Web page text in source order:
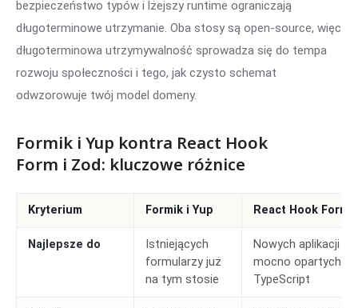
bezpieczeństwo typów i lżejszy runtime ograniczają
długoterminowe utrzymanie. Oba stosy są open-source, więc
długoterminowa utrzymywalność sprowadza się do tempa
rozwoju społeczności i tego, jak czysto schemat
odwzorowuje twój model domeny.
Formik i Yup kontra React Hook
Form i Zod: kluczowe różnice
Kryterium Formik i Yup React Hook Form
Najlepsze do
Istniejących
formularzy już
na tym stosie
Nowych aplikacji
mocno opartych na
TypeScript